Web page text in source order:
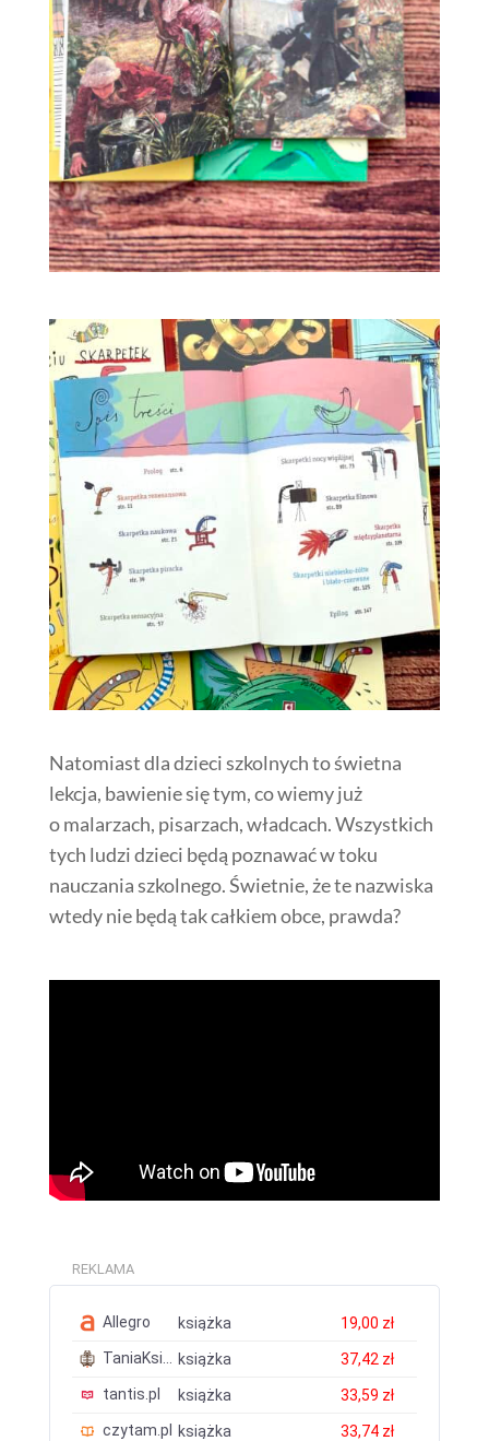
Natomiast dla dzieci szkolnych to świetna
lekcja, bawienie się tym, co wiemy już
o malarzach, pisarzach, władcach. Wszystkich
tych ludzi dzieci będą poznawać w toku
nauczania szkolnego. Świetnie, że te nazwiska
wtedy nie będą tak całkiem obce, prawda?
REKLAMA
Allegro książka
19,00 zł
TaniaKsiazka.pl
książka
37,42 zł
tantis.pl
książka
33,59 zł
czytam.pl
książka 33,74 zł